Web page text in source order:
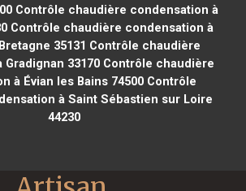
Contrôle chaudière condensation à
Contrôle chaudière condensation à
35131 Contrôle chaudière
33170Contrôle chaudière
à Évian les Bains 74500Contrôle
à Saint Sébastien sur Loire
44230